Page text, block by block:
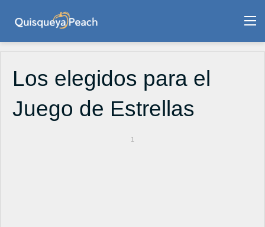
Los elegidos para el
Juego de Estrellas
1